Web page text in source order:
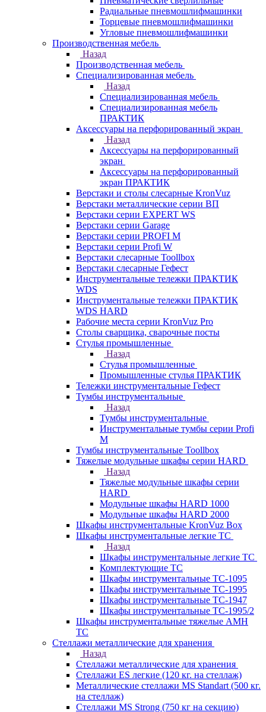
Радиальные пневмошлифмашинки
Торцевые пневмошлифмашинки
Угловые пневмошлифмашинки
Производственная мебель
Назад
Производственная мебель
Cпециализированная мебель
Назад
Cпециализированная мебель
Специализированная мебель
ПРАКТИК
Аксессуары на перфорированный экран
Назад
Аксессуары на перфорированный
экран
Аксессуары на перфорированный
экран ПРАКТИК
Верстаки и столы слесарные KronVuz
Верстаки металлические серии ВП
Верстаки серии EXPERT WS
Верстаки серии Garage
Верстаки серии PROFI M
Верстаки серии Profi W
Верстаки слесарные Toollbox
Верстаки слесарные Гефест
Инструментальные тележки ПРАКТИК
WDS
Инструментальные тележки ПРАКТИК
WDS HARD
Рабочие места серии KronVuz Pro
Столы сварщика, сварочные посты
Стулья промышленные
Назад
Стулья промышленные
Промышленные стулья ПРАКТИК
Тележки инструментальные Гефест
Тумбы инструментальные
Назад
Тумбы инструментальные
Инструментальные тумбы серии Profi
M
Тумбы инструментальные Toollbox
Тяжелые модульные шкафы серии HARD
Назад
Тяжелые модульные шкафы серии
HARD
Модульные шкафы HARD 1000
Модульные шкафы HARD 2000
Шкафы инструментальные KronVuz Box
Шкафы инструментальные легкие ТС
Назад
Шкафы инструментальные легкие ТС
Комплектующие ТС
Шкафы инструментальные TC-1095
Шкафы инструментальные TC-1995
Шкафы инструментальные ТС-1947
Шкафы инструментальные ТС-1995/2
Шкафы инструментальные тяжелые AMH
TC
Стеллажи металлические для хранения
Назад
Стеллажи металлические для хранения
Стеллажи ES легкие (120 кг. на стеллаж)
Металлические стеллажи MS Standart (500 кг.
на стеллаж)
Стеллажи MS Strong (750 кг на секцию)